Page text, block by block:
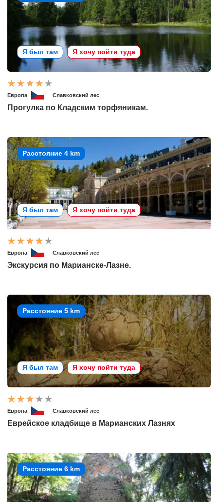
Я был там Я хочу пойти туда
Европа Славковский лес
Прогулка по Кладским торфяникам.
Расстояние 4 km
Я был там Я хочу пойти туда
Европа Славковский лес
Экскурсия по Марианске-Лазне.
Расстояние 5 km
Я был там Я хочу пойти туда
Европа Славковский лес
Еврейское кладбище в Марианских Лазнях
Расстояние 6 km